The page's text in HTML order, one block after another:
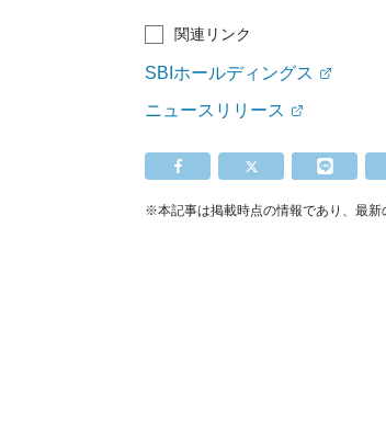
関連リンク
SBIホールディングス
ニュースリリース
※本記事は掲載時点の情報であり、最新